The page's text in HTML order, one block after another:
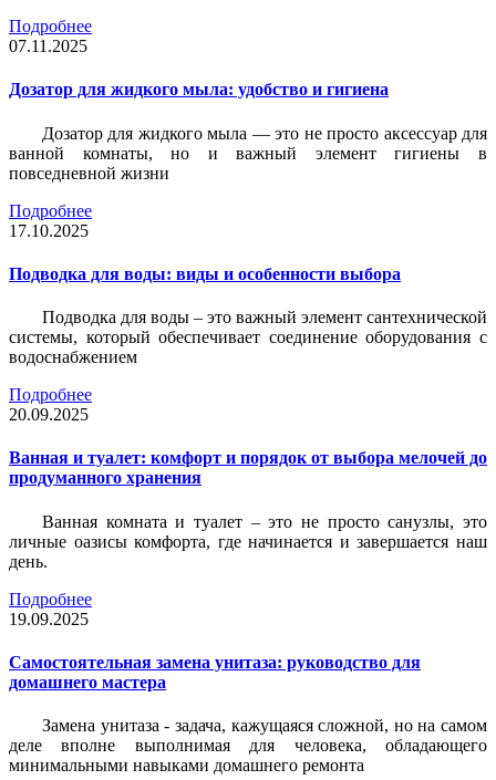
Подробнее
07.11.2025
Дозатор для жидкого мыла: удобство и гигиена
Дозатор для жидкого мыла — это не просто аксессуар для
ванной комнаты, но и важный элемент гигиены в
повседневной жизни
Подробнее
17.10.2025
Подводка для воды: виды и особенности выбора
Подводка для воды – это важный элемент сантехнической
системы, который обеспечивает соединение оборудования с
водоснабжением
Подробнее
20.09.2025
Ванная и туалет: комфорт и порядок от выбора мелочей до
продуманного хранения
Ванная комната и туалет – это не просто санузлы, это
личные оазисы комфорта, где начинается и завершается наш
день.
Подробнее
19.09.2025
Самостоятельная замена унитаза: руководство для
домашнего мастера
Замена унитаза - задача, кажущаяся сложной, но на самом
деле вполне выполнимая для человека, обладающего
минимальными навыками домашнего ремонта